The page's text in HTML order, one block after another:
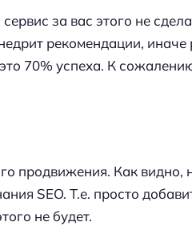
за вас этого не
рекомендации, иначе
70% успеха. К
продвижения. Как видно,
SEO. Т.е. просто
не будет.